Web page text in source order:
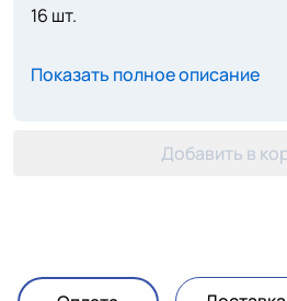
16 шт.
Показать полное описание
Добавить в